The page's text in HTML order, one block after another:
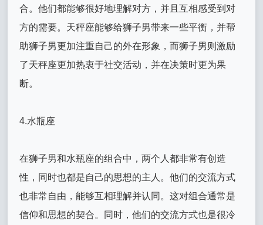
合。他们都能够很好地理解对方，并且互相感受到对
方的需要。天秤座能够给狮子男带来一些平衡，并帮
助狮子男更加注重自己的外在形象，而狮子男则激励
了天秤座更加热衷于社交活动，并在决策时更为果
断。
4.水瓶座
在狮子男和水瓶座的组合中，两个人都非常有创造
性，同时也都是自己的思想的主人。他们的交流方式
也非常自由，能够互相理解并认同。这对组合通常是
信仰和思想的契合。同时，他们的交流方式也是很冷